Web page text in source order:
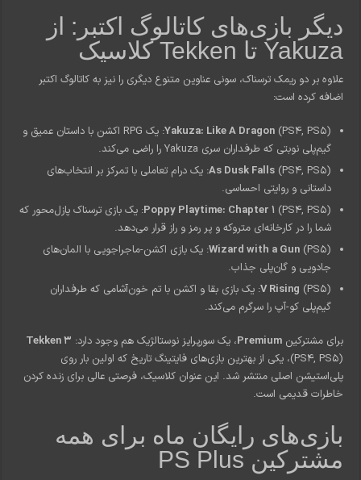
دیگر بازی‌های کاتالوگ اکتبر: از
Yakuza تا Tekken کلاسیک
علاوه بر دو ریمک ترسناک، سونی عناوین متنوع دیگری را نیز به کاتالوگ اکتبر
اضافه کرده است:
Yakuza: Like A Dragon
(PS4, PS5): یک RPG اکشن با داستان عمیق و
گیم‌پلی نوبتی که طرفداران سری Yakuza را راضی می‌کند.
As Dusk Falls(PS4, PS5): یک درام تعاملی با تمرکز بر انتخاب‌های
داستانی و روایتی احساسی.
Poppy Playtime: Chapter 1(PS4, PS5): یک بازی ترسناک پازل‌محور که
شما را در کارخانه‌ای متروکه و پر رمز و راز قرار می‌دهد.
Wizard with a Gun(PS5): یک بازی اکشن-ماجراجویی با المان‌های
جادویی و گان‌پلی جذاب.
V Rising(PS5): یک بازی بقا و اکشن با تم خون‌آشامی که طرفداران
گیم‌پلی کو-آپ را سرگرم می‌کند.
برای مشترکینPremium، یک سورپرایز نوستالژیک هم وجود دارد: Tekken 3
(PS4, PS5)، یکی از بهترین بازی‌های فایتینگ تاریخ که اولین بار روی
پلی‌استیشن اصلی منتشر شد. این عنوان کلاسیک، فرصتی عالی برای زنده کردن
خاطرات قدیمی است.
بازی‌های رایگان ماه برای همه
مشترکین PS Plus